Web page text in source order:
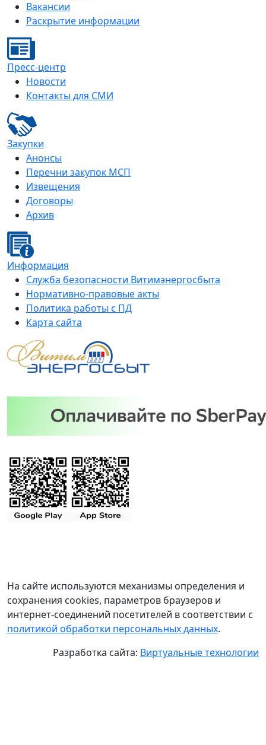
Вакансии
Раскрытие информации
Пресс-центр
Новости
Контакты для СМИ
Закупки
Анонсы
Перечни закупок МСП
Извещения
Договоры
Архив
Информация
Служба безопасности Витимэнергосбыта
Нормативно-правовые акты
Политика работы с ПД
Карта сайта
На сайте используются механизмы определения и
сохранения cookies, параметров браузеров и
интернет-соединений посетителей в соответствии с
политикой обработки персональных данных.
Разработка сайта: Виртуальные технологии